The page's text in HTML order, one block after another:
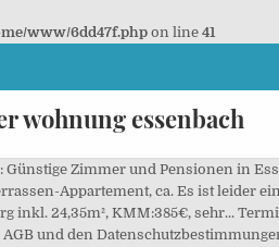
www/6dd47f.php on line 41
wohnung essenbach
und Umgebung. 1 Zimmer wohnung in mühlheim ab dem 1.2 Für eine Person kein Job Center und Vermieter möchte eine Schufa Auskunft 2. 60.00 m 2 | 2 Zi. | Öffnungszeiten: Aufgrund des Lock-Downs im Rahmen der Be Wir sind aufgrund des EU-Gesetzes allerdings verpflichtet, die Zustimmung erneut einzuholen. Wohnen im Goldbach Park! Egal ob Haus, Wohnung, Doppelhaushälfte, Gewerbe-Immobilie oder Dachgegeschosswohnung, in unserer Datenbank für Essenbach und Umgebung werden Sie bestimmt die richtige Immobilien für Essenbach finden. 1-Zimmer-Wohnungen und Apartments zur Miete in Essenbach finden auf immobilienmarkt.faz.net Wählen Sie zwischen zahlreichen Mietangeboten für Singlewohnungen und Einzimmerwohnungen in Essenbach 6 Wohnungen in Moers ab 230 € Kaltmiete pro Monat. Mit Balkon Oder Terrasse. 760 € 45219 Essen- Kettwig. • Landshut Helle 1,5 Zimmer Wohnung in Ohu Gemeinde Essenbach. Die Wohnung befindet sich im... 40 m² 1 Zimmer. Die angegebene E-Mail-Adresse ist bereits bei WG-Gesucht.de registriert. m.... Wohnen im Goldbach Park! Möbliertes Terrassen-Appartement, ca. 1-Zimmer-Wohnung in Essenbach Markt mieten Derzeit gibt es 78 freie Mietwohnungen in ganz Essenbach Markt, darunter auch viele 1 Zimmer Mietwohnungen Wohnungssuchende können nach einer passenden Immobilie suchen! Erdgeschosswohnung Mai nichts ändert. Der Firmenname darf höchstens 100 Zeichen lang sein. Laut Datenschutzgrundverordnung muss Ihr Account in diesem Fall gelöscht werden. 100 m² Wohnfläche - Massivbauweise mit Aussenisolation - Gedeckter Balkon Richtung Westen - Fussbodenheizung, Rau… Jetzt Wohnung mieten mit 1 bis 1,5 Zimmer! Stoppenberg, Essen. • Mainburg 1-Zimmer-Wohnung in Essenbach Markt mieten Derzeit gibt es 78 freie Mietwohnungen in ganz Essenbach Markt, darunter auch viele 1 Zimmer Mietwohnungen Wohnungssuchende können nach einer passenden Immobilie suchen! • Moosburg € 286 . Artlkofen |. OG im. Versuchen Sie es anschließend bitte erneut. Günstige Wohnung in Essenbach kaufen. KfW-55-Standard Förderung möglich! Sie haben eine 1-Zimmer-Wohnung in Essenbach zu vergeben und suchen einen netten Mieter? Weitere Informationen finden Sie in der